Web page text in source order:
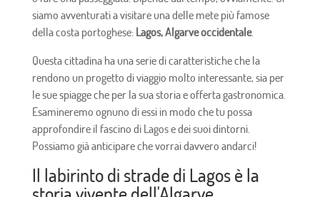
siamo avventurati a visitare una delle mete più famose
della costa portoghese: Lagos, Algarve occidentale.
Questa cittadina ha una serie di caratteristiche che la
rendono un progetto di viaggio molto interessante, sia per
le sue spiagge che per la sua storia e offerta gastronomica.
Esamineremo ognuno di essi in modo che tu possa
approfondire il fascino di Lagos e dei suoi dintorni.
Possiamo già anticipare che vorrai davvero andarci!
Il labirinto di strade di Lagos è la